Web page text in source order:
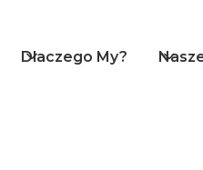
Dlaczego My?